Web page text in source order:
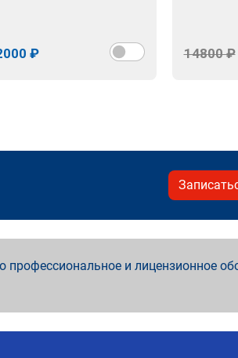
₽ 14800 ₽
и лицензионное